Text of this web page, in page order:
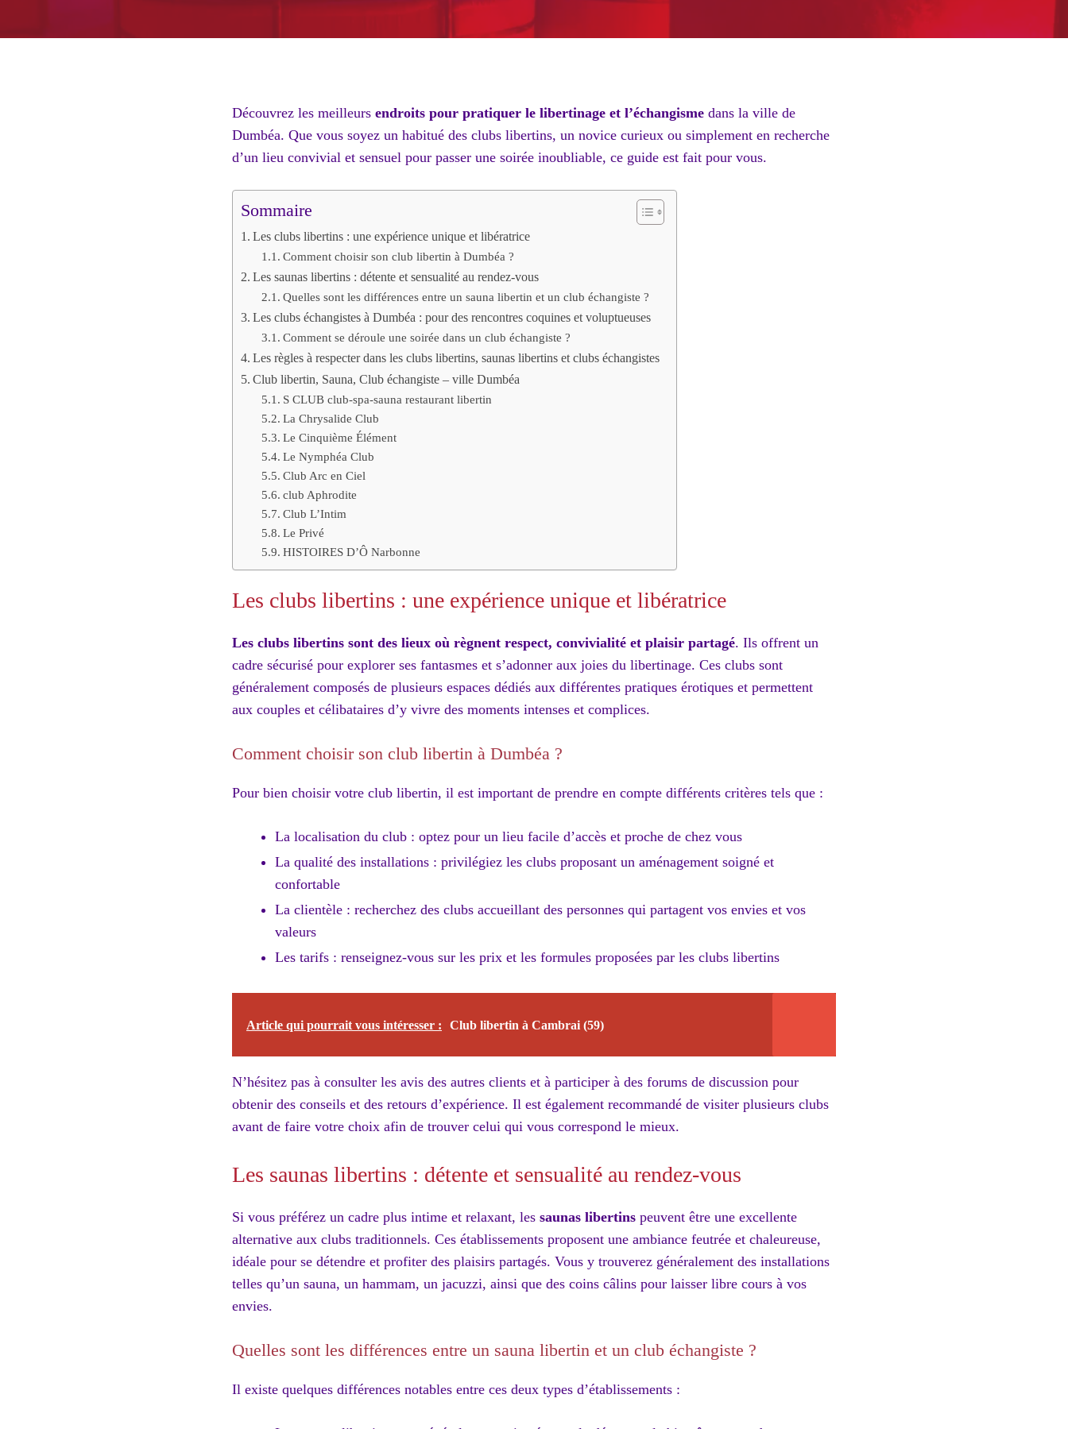
Découvrez les meilleurs endroits pour pratiquer le libertinage et l’échangisme dans la ville de
Dumbéa. Que vous soyez un habitué des clubs libertins, un novice curieux ou simplement en recherche
d’un lieu convivial et sensuel pour passer une soirée inoubliable, ce guide est fait pour vous.
Sommaire
Les clubs libertins : une expérience unique et libératrice
Comment choisir son club libertin à Dumbéa ?
Les saunas libertins : détente et sensualité au rendez-vous
Quelles sont les différences entre un sauna libertin et un club échangiste ?
Les clubs échangistes à Dumbéa : pour des rencontres coquines et voluptueuses
Comment se déroule une soirée dans un club échangiste ?
Les règles à respecter dans les clubs libertins, saunas libertins et clubs échangistes
Club libertin, Sauna, Club échangiste – ville Dumbéa
S CLUB club-spa-sauna restaurant libertin
La Chrysalide Club
Le Cinquième Élément
Le Nymphéa Club
Club Arc en Ciel
club Aphrodite
Club L’Intim
Le Privé
HISTOIRES D’Ô Narbonne
Les clubs libertins : une expérience unique et libératrice
Les clubs libertins sont des lieux où règnent respect, convivialité et plaisir partagé. Ils offrent un
cadre sécurisé pour explorer ses fantasmes et s’adonner aux joies du libertinage. Ces clubs sont
généralement composés de plusieurs espaces dédiés aux différentes pratiques érotiques et permettent
aux couples et célibataires d’y vivre des moments intenses et complices.
Comment choisir son club libertin à Dumbéa ?
Pour bien choisir votre club libertin, il est important de prendre en compte différents critères tels que :
La localisation du club : optez pour un lieu facile d’accès et proche de chez vous
La qualité des installations : privilégiez les clubs proposant un aménagement soigné et
confortable
La clientèle : recherchez des clubs accueillant des personnes qui partagent vos envies et vos
valeurs
Les tarifs : renseignez-vous sur les prix et les formules proposées par les clubs libertins
Article qui pourrait vous intéresser : Club libertin à Cambrai (59)
N’hésitez pas à consulter les avis des autres clients et à participer à des forums de discussion pour
obtenir des conseils et des retours d’expérience. Il est également recommandé de visiter plusieurs clubs
avant de faire votre choix afin de trouver celui qui vous correspond le mieux.
Les saunas libertins : détente et sensualité au rendez-vous
Si vous préférez un cadre plus intime et relaxant, les saunas libertins peuvent être une excellente
alternative aux clubs traditionnels. Ces établissements proposent une ambiance feutrée et chaleureuse,
idéale pour se détendre et profiter des plaisirs partagés. Vous y trouverez généralement des installations
telles qu’un sauna, un hammam, un jacuzzi, ainsi que des coins câlins pour laisser libre cours à vos
envies.
Quelles sont les différences entre un sauna libertin et un club échangiste ?
Il existe quelques différences notables entre ces deux types d’établissements :